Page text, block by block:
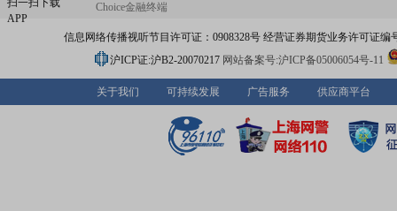
扫一扫下载
APP
Choice金融终端
信息网络传播视听节目许可证：0908328号 经营证券期货业务许可证编
沪ICP证:沪B2-20070217 网站备案号:沪ICP备05006054号-11
关于我们 可持续发展 广告服务 供应商平台